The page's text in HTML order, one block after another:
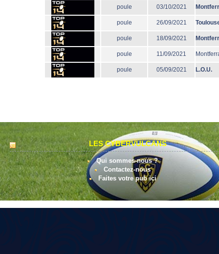
poule 03/10/2021
poule 26/09/2021
poule 18/09/2021
poule 11/09/2021
poule 05/09/2021 L.O.U.
LES CYBERVULCANS
Qui sommes-nous ?
Contactez-nous
Faites votre pub ici